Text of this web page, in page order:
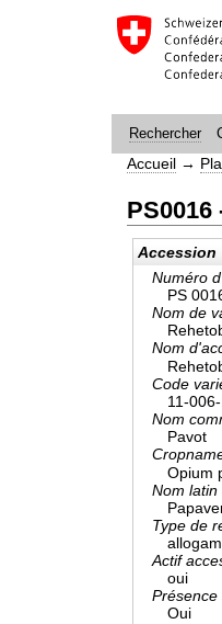
Rechercher
Accueil →
PS0016
Accession
Numéro
PS
Nom de
Nom
Code
11-
Nom
Pavot
Opium
Nom latin
Type de
Actif
oui
Oui